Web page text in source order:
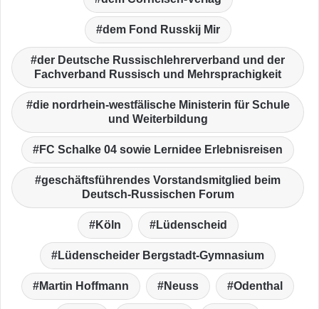
dem Fond Russkij Mir
der Deutsche Russischlehrerverband und der
Fachverband Russisch und Mehrsprachigkeit
die nordrhein-westfälische Ministerin für Schule
und Weiterbildung
FC Schalke 04 sowie Lernidee Erlebnisreisen
geschäftsführendes Vorstandsmitglied beim
Deutsch-Russischen Forum
Köln Lüdenscheid
Lüdenscheider Bergstadt-Gymnasium
Martin Hoffmann Neuss Odenthal